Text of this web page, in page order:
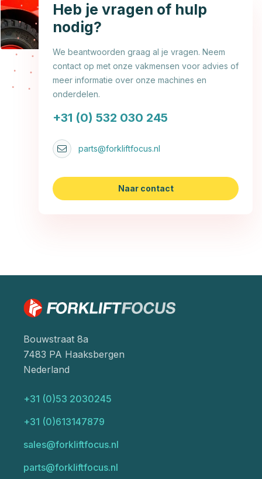
Heb je vragen of hulp
nodig?
We beantwoorden graag al je vragen. Neem
contact op met onze vakmensen voor advies of
meer informatie over onze machines en
onderdelen.
+31 (0) 532 030 245
parts@forkliftfocus.nl
Naar contact
Bouwstraat 8a
7483 PA Haaksbergen
Nederland
+31 (0)53 2030245
+31 (0)613147879
sales@forkliftfocus.nl
parts@forkliftfocus.nl